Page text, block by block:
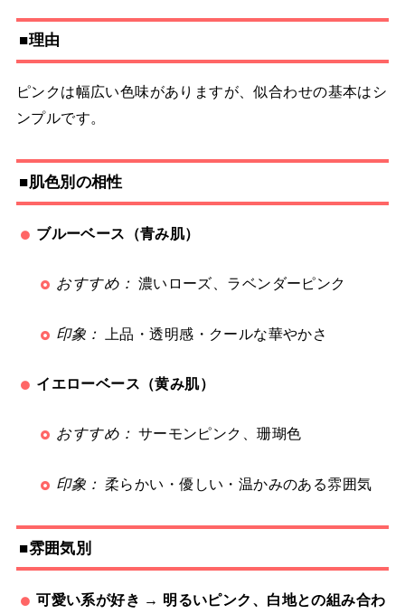
■理由
ピンクは幅広い色味がありますが、似合わせの基本はシ
ンプルです。
■肌色別の相性
ブルーベース（青み肌）
おすすめ： 濃いローズ、ラベンダーピンク
印象： 上品・透明感・クールな華やかさ
イエローベース（黄み肌）
おすすめ： サーモンピンク、珊瑚色
印象： 柔らかい・優しい・温かみのある雰囲気
■雰囲気別
可愛い系が好き → 明るいピンク、白地との組み合わ